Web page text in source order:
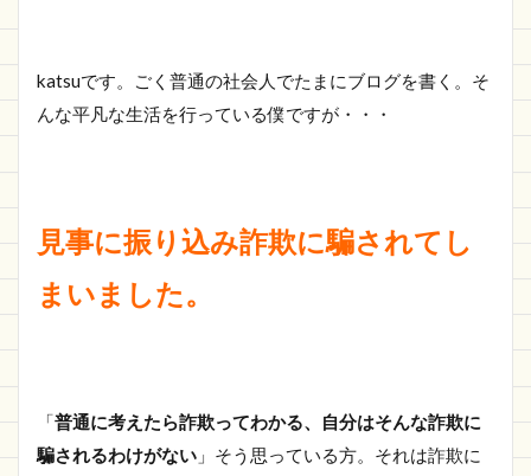
katsuです。ごく普通の社会人でたまにブログを書く。そ
んな平凡な生活を行っている僕ですが・・・
見事に振り込み詐欺に騙されてし
まいました。
「普通に考えたら詐欺ってわかる、自分はそんな詐欺に
騙されるわけがない 」そう思っている方。それは詐欺に